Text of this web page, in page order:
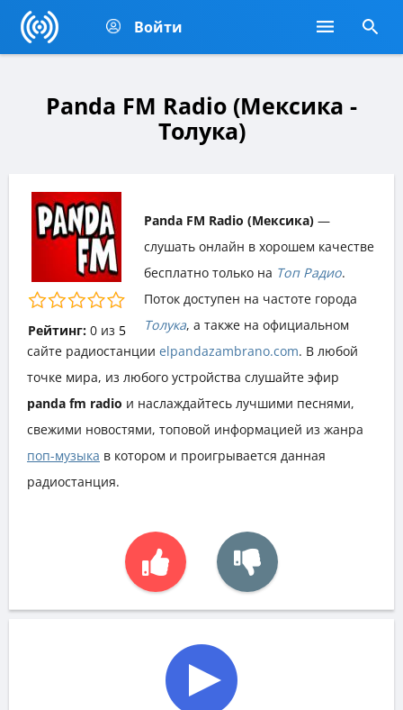
Войти
Panda FM Radio (Мексика -
Толука)
Рейтинг: 0из 5
Panda FM Radio (Мексика) —
слушать онлайн в хорошем качестве
бесплатно только на Топ Радио.
Поток доступен на частоте города
Толука, а также на официальном
сайте радиостанции elpandazambrano.com. В любой
точке мира, из любого устройства слушайте эфир
panda fm radio и наслаждайтесь лучшими песнями,
свежими новостями, топовой информацией из жанра
поп-музыка в котором и проигрывается данная
радиостанция.